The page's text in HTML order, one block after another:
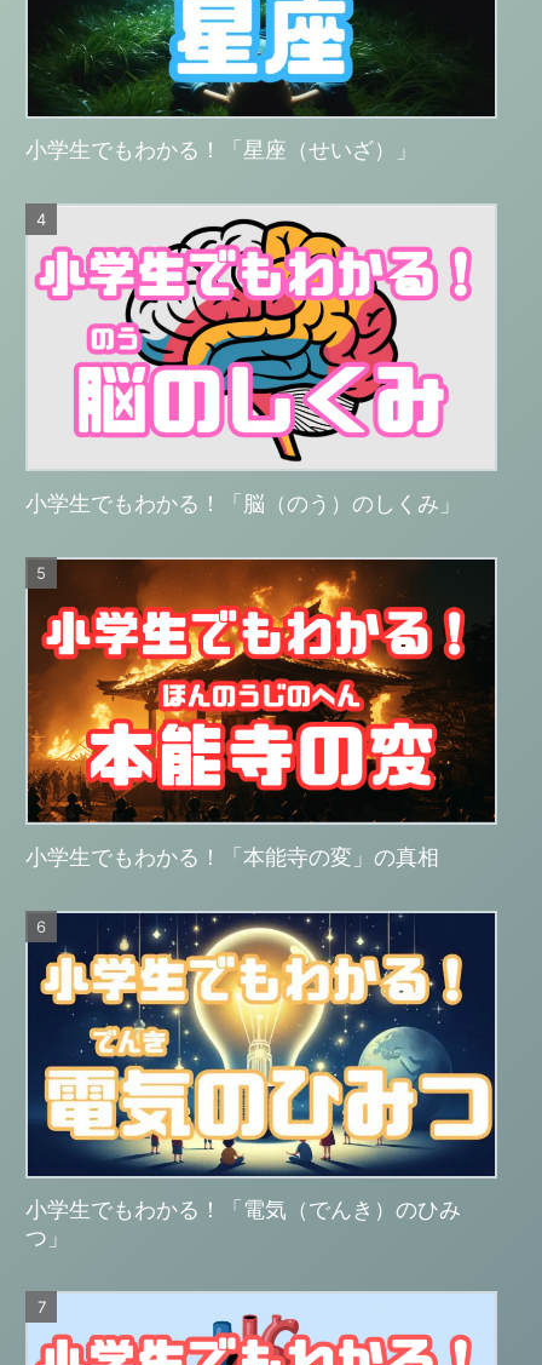
小学生でもわかる！「星座（せいざ）」
小学生でもわかる！「脳（のう）のしくみ」
小学生でもわかる！「本能寺の変」の真相
小学生でもわかる！「電気（でんき）のひみ
つ」